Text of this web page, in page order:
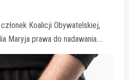
Koalicji Obywatelskiej,
Maryja prawa do nadawania.…